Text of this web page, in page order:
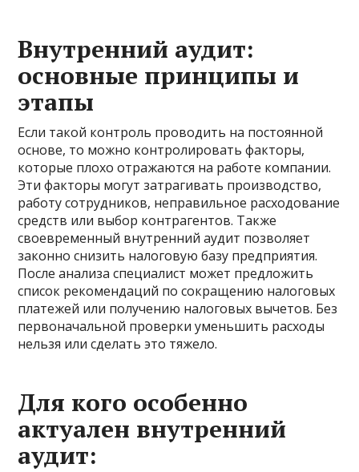
Внутренний аудит:
основные принципы и
этапы
Если такой контроль проводить на постоянной
основе, то можно контролировать факторы,
которые плохо отражаются на работе компании.
Эти факторы могут затрагивать производство,
работу сотрудников, неправильное расходование
средств или выбор контрагентов. Также
своевременный внутренний аудит позволяет
законно снизить налоговую базу предприятия.
После анализа специалист может предложить
список рекомендаций по сокращению налоговых
платежей или получению налоговых вычетов. Без
первоначальной проверки уменьшить расходы
нельзя или сделать это тяжело.
Для кого особенно
актуален внутренний
аудит: